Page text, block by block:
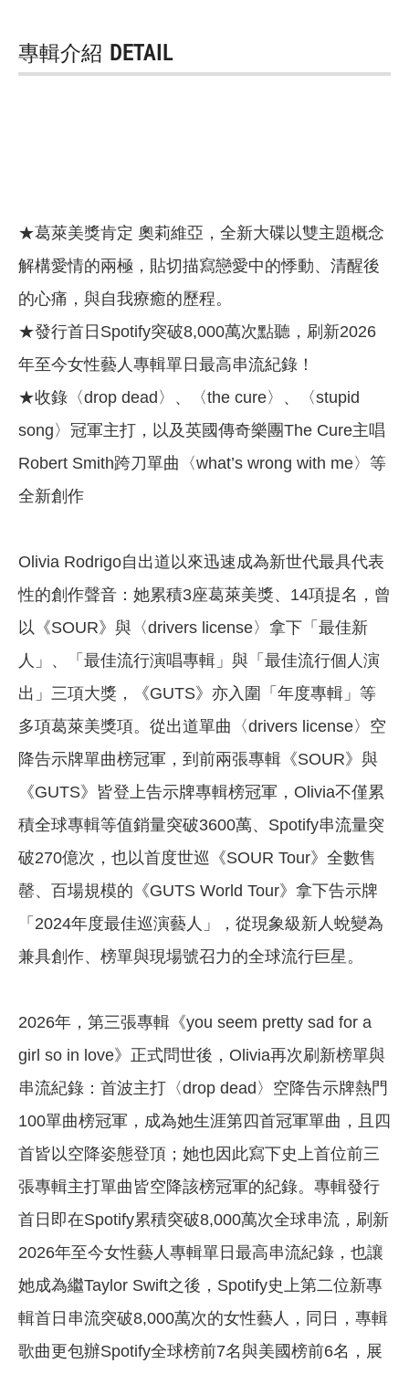
專輯介紹 DETAIL
★葛萊美獎肯定 奧莉維亞，全新大碟以雙主題概念
解構愛情的兩極，貼切描寫戀愛中的悸動、清醒後
的心痛，與自我療癒的歷程。
★發行首日Spotify突破8,000萬次點聽，刷新2026
年至今女性藝人專輯單日最高串流紀錄！
★收錄〈drop dead〉、〈the cure〉、〈stupid
song〉冠軍主打，以及英國傳奇樂團The Cure主唱
Robert Smith跨刀單曲〈what’s wrong with me〉等
全新創作
Olivia Rodrigo自出道以來迅速成為新世代最具代表
性的創作聲音：她累積3座葛萊美獎、14項提名，曾
以《SOUR》與〈drivers license〉拿下「最佳新
人」、「最佳流行演唱專輯」與「最佳流行個人演
出」三項大獎，《GUTS》亦入圍「年度專輯」等
多項葛萊美獎項。從出道單曲〈drivers license〉空
降告示牌單曲榜冠軍，到前兩張專輯《SOUR》與
《GUTS》皆登上告示牌專輯榜冠軍，Olivia不僅累
積全球專輯等值銷量突破3600萬、Spotify串流量突
破270億次，也以首度世巡《SOUR Tour》全數售
罄、百場規模的《GUTS World Tour》拿下告示牌
「2024年度最佳巡演藝人」，從現象級新人蛻變為
兼具創作、榜單與現場號召力的全球流行巨星。
2026年，第三張專輯《you seem pretty sad for a
girl so in love》正式問世後，Olivia再次刷新榜單與
串流紀錄：首波主打〈drop dead〉空降告示牌熱門
100單曲榜冠軍，成為她生涯第四首冠軍單曲，且四
首皆以空降姿態登頂；她也因此寫下史上首位前三
張專輯主打單曲皆空降該榜冠軍的紀錄。專輯發行
首日即在Spotify累積突破8,000萬次全球串流，刷新
2026年至今女性藝人專輯單日最高串流紀錄，也讓
她成為繼Taylor Swift之後，Spotify史上第二位新專
輯首日串流突破8,000萬次的女性藝人，同日，專輯
歌曲更包辦Spotify全球榜前7名與美國榜前6名，展